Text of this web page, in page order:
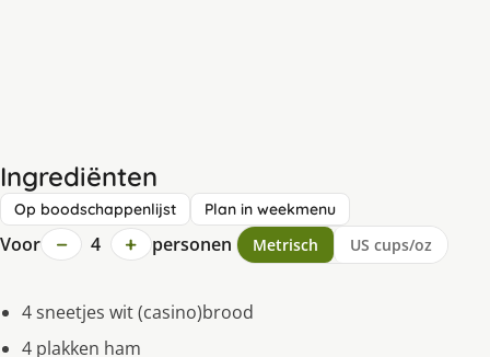
Ingrediënten
Op boodschappenlijst Plan in weekmenu
Voor − 4 + personen Metrisch US cups/oz
4 sneetjes wit (casino)brood
4 plakken ham